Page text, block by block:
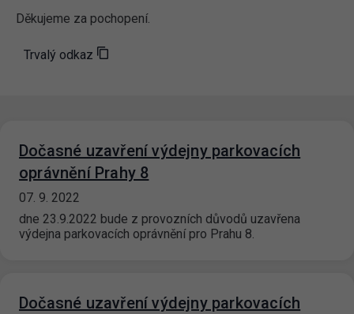
Děkujeme za pochopení.
Trvalý odkaz
Dočasné uzavření výdejny parkovacích
oprávnění Prahy 8
07. 9. 2022
dne 23.9.2022 bude z provozních důvodů uzavřena
výdejna parkovacích oprávnění pro Prahu 8.
Dočasné uzavření výdejny parkovacích